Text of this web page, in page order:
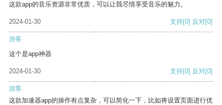
这款app的音乐资源非常优质，可以让我尽情享受音乐的魅力。
2024-01-30 支持[0] 反对[0]
游客
这个是app神器
2024-01-30 支持[0] 反对[0]
游客
这款加速器app的操作有点复杂，可以简化一下，比如将设置页面进行优